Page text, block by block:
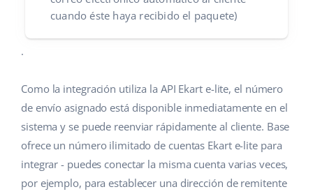
cuando éste haya recibido el paquete)
.
Como la integración utiliza la API Ekart e-lite, el número
de envío asignado está disponible inmediatamente en el
sistema y se puede reenviar rápidamente al cliente. Base
ofrece un número ilimitado de cuentas Ekart e-lite para
integrar - puedes conectar la misma cuenta varias veces,
por ejemplo, para establecer una dirección de remitente